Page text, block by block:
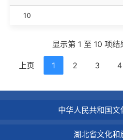
10
显示第 1 至 10 项
上页 1 2 3 4
中华人民共和国文
湖北省文化和